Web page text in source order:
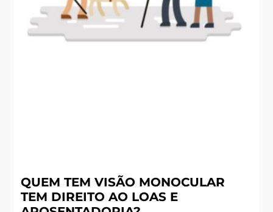
QUEM TEM VISÃO MONOCULAR
TEM DIREITO AO LOAS E